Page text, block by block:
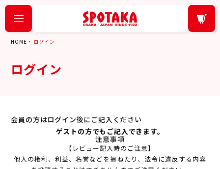
HOME ログイン
ログイン
会員の方はログイン後にご記入ください
ゲストの方でもご記入できます。
注意事項
【レビュー記入時のご注意】
他人の権利、利益、名誉などを損ねたり、法令に違反する内容